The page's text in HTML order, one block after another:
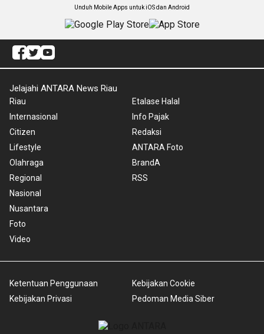
Unduh Mobile Apps untuk iOS dan Android
Jelajahi ANTARA News Riau
Riau
Internasional
Citizen
Lifestyle
Olahraga
Regional
Nasional
Nusantara
Foto
Video
Etalase Halal
Info Pajak
Redaksi
ANTARA Foto
BrandA
RSS
Ketentuan Penggunaan
Kebijakan Privasi
Kebijakan Cookie
Pedoman Media Siber